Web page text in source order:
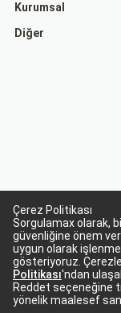
Çerez Politikası
Sorgulamax olarak,
güvenliğine önem
uygun olarak
gösteriyoruz.
Politikası'ndan
Reddet seçeneğine
yönelik maalesef
Kurumsal
Diğer